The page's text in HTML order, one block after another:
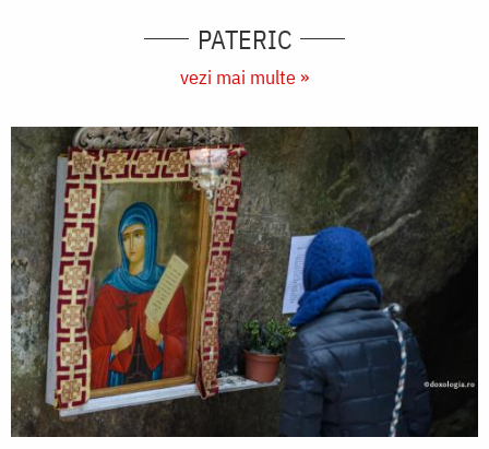
PATERIC
vezi mai multe »